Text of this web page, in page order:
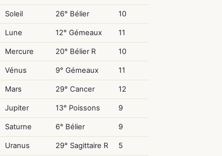
Soleil 26° Bélier 10
Lune 12° Gémeaux 11
Mercure 20° Bélier R 10
Vénus 9° Gémeaux 11
Mars 29° Cancer 12
Jupiter 13° Poissons 9
Saturne 6° Bélier 9
Uranus 29° Sagittaire R 5